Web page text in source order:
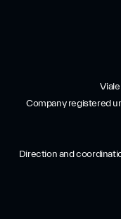
Company registered
Direction and